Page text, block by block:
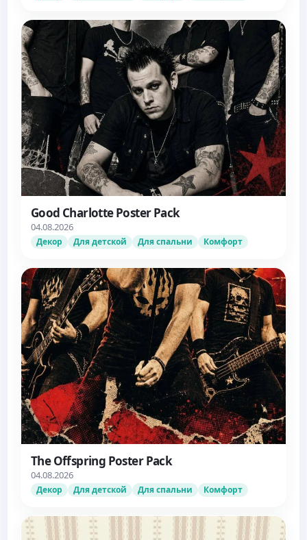
Good Charlotte Poster Pack
04.08.2026
Декор Для детской Для спальни Комфорт
The Offspring Poster Pack
04.08.2026
Декор Для детской Для спальни Комфорт